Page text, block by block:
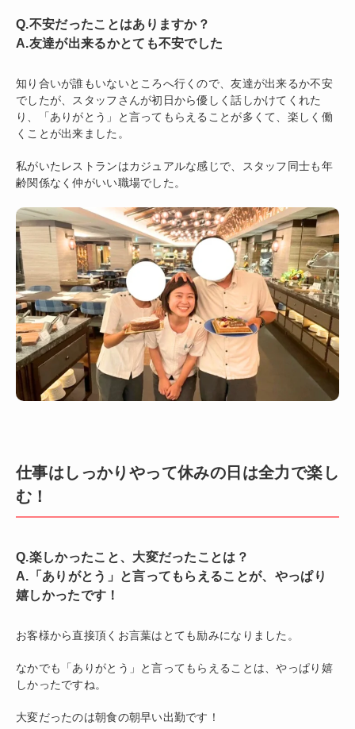
Q.不安だったことはありますか？
A.友達が出来るかとても不安でした
知り合いが誰もいないところへ行くので、友達が出来るか不安
でしたが、スタッフさんが初日から優しく話しかけてくれた
り、「ありがとう」と言ってもらえることが多くて、楽しく働
くことが出来ました。
私がいたレストランはカジュアルな感じで、スタッフ同士も年
齢関係なく仲がいい職場でした。
仕事はしっかりやって休みの日は全力で楽し
む！
Q.楽しかったこと、大変だったことは？
A.「ありがとう」と言ってもらえることが、やっぱり
嬉しかったです！
お客様から直接頂くお言葉はとても励みになりました。
なかでも「ありがとう」と言ってもらえることは、やっぱり嬉
しかったですね。
大変だったのは朝食の朝早い出勤です！